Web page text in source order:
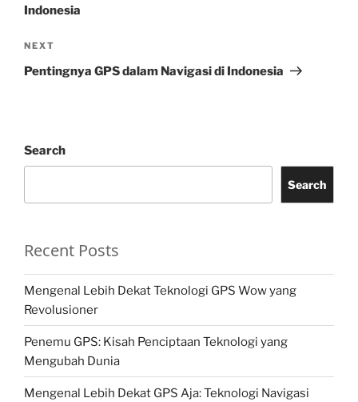
Indonesia
Next
Post
NEXT
Pentingnya GPS dalam Navigasi di Indonesia
Search
Search
Recent Posts
Mengenal Lebih Dekat Teknologi GPS Wow yang
Revolusioner
Penemu GPS: Kisah Penciptaan Teknologi yang
Mengubah Dunia
Mengenal Lebih Dekat GPS Aja: Teknologi Navigasi